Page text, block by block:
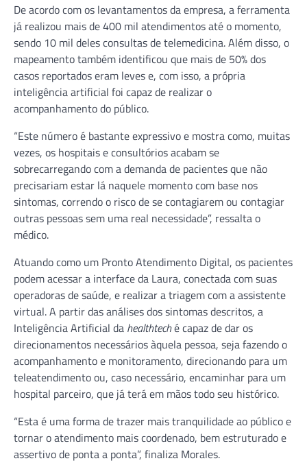
De acordo com os levantamentos da empresa, a ferramenta
já realizou mais de 400 mil atendimentos até o momento,
sendo 10 mil deles consultas de telemedicina. Além disso, o
mapeamento também identificou que mais de 50% dos
casos reportados eram leves e, com isso, a própria
inteligência artificial foi capaz de realizar o
acompanhamento do público.
“Este número é bastante expressivo e mostra como, muitas
vezes, os hospitais e consultórios acabam se
sobrecarregando com a demanda de pacientes que não
precisariam estar lá naquele momento com base nos
sintomas, correndo o risco de se contagiarem ou contagiar
outras pessoas sem uma real necessidade”, ressalta o
médico.
Atuando como um Pronto Atendimento Digital, os pacientes
podem acessar a interface da Laura, conectada com suas
operadoras de saúde, e realizar a triagem com a assistente
virtual. A partir das análises dos sintomas descritos, a
Inteligência Artificial da healthteché capaz de dar os
direcionamentos necessários àquela pessoa, seja fazendo o
acompanhamento e monitoramento, direcionando para um
teleatendimento ou, caso necessário, encaminhar para um
hospital parceiro, que já terá em mãos todo seu histórico.
“Esta é uma forma de trazer mais tranquilidade ao público e
tornar o atendimento mais coordenado, bem estruturado e
assertivo de ponta a ponta”, finaliza Morales.